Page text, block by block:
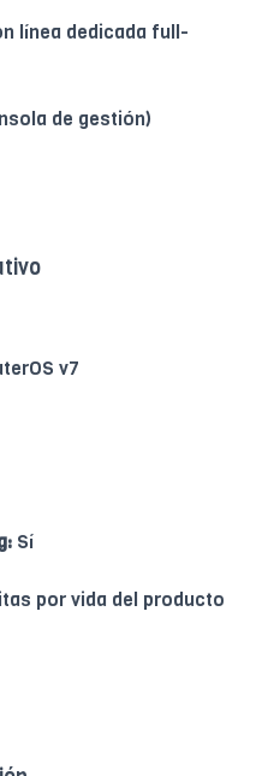
línea dedicada full-
de gestión)
v7
Sí
por vida del producto